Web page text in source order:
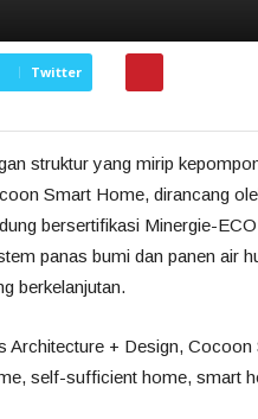
Twitter
struktur yang mirip
Smart Home, dirancang
bersertifikasi Minergie-
panas bumi dan panen air
berkelanjutan.